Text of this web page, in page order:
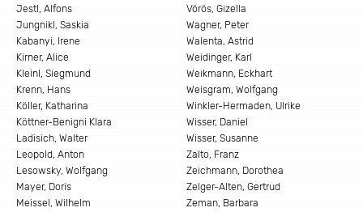
Jestl, Alfons
Jungnikl, Saskia
Kabanyi, Irene
Kirner, Alice
Kleinl, Siegmund
Krenn, Hans
Köller, Katharina
Köttner-Benigni Klara
Ladisich, Walter
Leopold, Anton
Lesowsky, Wolfgang
Mayer, Doris
Meissel, Wilhelm
Vörös, Gizella
Wagner, Peter
Walenta, Astrid
Weidinger, Karl
Weikmann, Eckhart
Weisgram, Wolfgang
Winkler-Hermaden, Ulrike
Wisser, Daniel
Wisser, Susanne
Zalto, Franz
Zeichmann, Dorothea
Zelger-Alten, Gertrud
Zeman, Barbara